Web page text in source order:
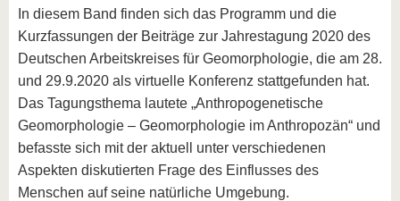
In diesem Band finden sich das Programm und die
Kurzfassungen der Beiträge zur Jahrestagung 2020 des
Deutschen Arbeitskreises für Geomorphologie, die am 28.
und 29.9.2020 als virtuelle Konferenz stattgefunden hat.
Das Tagungsthema lautete „Anthropogenetische
Geomorphologie – Geomorphologie im Anthropozän“ und
befasste sich mit der aktuell unter verschiedenen
Aspekten diskutierten Frage des Einflusses des
Menschen auf seine natürliche Umgebung.